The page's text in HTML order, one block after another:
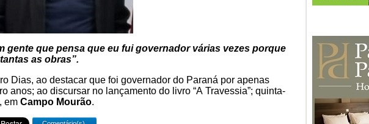
gente que pensa que eu fui governador várias vezes porque
as obras”.
Dias, ao destacar que foi governador do Paraná por apenas
anos; ao discursar no lançamento do livro “A Travessia”; quinta-
em Campo Mourão.